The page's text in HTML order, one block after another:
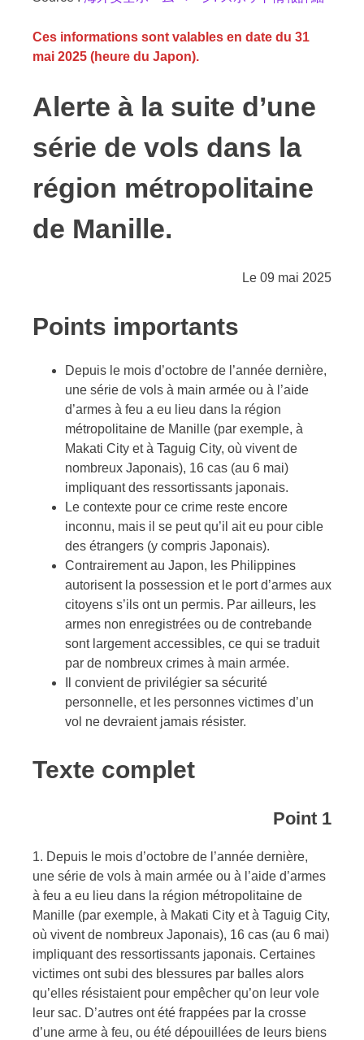
Ces informations sont valables en date du 31
mai 2025 (heure du Japon).
Alerte à la suite d’une
série de vols dans la
région métropolitaine
de Manille.
Le 09 mai 2025
Points importants
Depuis le mois d’octobre de l’année dernière,
une série de vols à main armée ou à l’aide
d’armes à feu a eu lieu dans la région
métropolitaine de Manille (par exemple, à
Makati City et à Taguig City, où vivent de
nombreux Japonais), 16 cas (au 6 mai)
impliquant des ressortissants japonais.
Le contexte pour ce crime reste encore
inconnu, mais il se peut qu’il ait eu pour cible
des étrangers (y compris Japonais).
Contrairement au Japon, les Philippines
autorisent la possession et le port d’armes aux
citoyens s’ils ont un permis. Par ailleurs, les
armes non enregistrées ou de contrebande
sont largement accessibles, ce qui se traduit
par de nombreux crimes à main armée.
Il convient de privilégier sa sécurité
personnelle, et les personnes victimes d’un
vol ne devraient jamais résister.
Texte complet
Point 1
1. Depuis le mois d’octobre de l’année dernière,
une série de vols à main armée ou à l’aide d’armes
à feu a eu lieu dans la région métropolitaine de
Manille (par exemple, à Makati City et à Taguig City,
où vivent de nombreux Japonais), 16 cas (au 6 mai)
impliquant des ressortissants japonais. Certaines
victimes ont subi des blessures par balles alors
qu’elles résistaient pour empêcher qu’on leur vole
leur sac. D’autres ont été frappées par la crosse
d’une arme à feu, ou été dépouillées de leurs biens